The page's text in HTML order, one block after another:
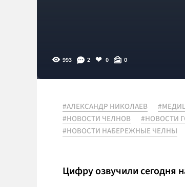
993 2 0 0
#АЛЕКСАНДР НИКОЛАЕВ
#НОВОСТИ ЧЕЛНОВ
#НОВОСТИ
#НОВОСТИ НАБЕРЕЖНЫЕ ЧЕЛНЫ
Цифру озвучили сегодня